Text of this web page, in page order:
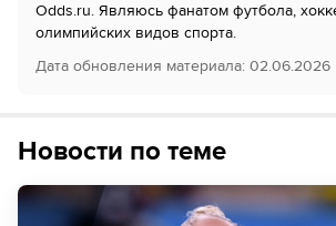
Odds.ru. Являюсь фанатом футбола,
олимпийских видов спорта.
Дата обновления материала: 02.06.2026
Новости по теме